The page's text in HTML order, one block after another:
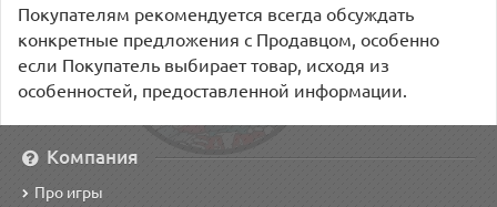
Покупателям рекомендуется всегда обсуждать
конкретные предложения с Продавцом, особенно
если Покупатель выбирает товар, исходя из
особенностей, предоставленной информации.
Компания
Про игры